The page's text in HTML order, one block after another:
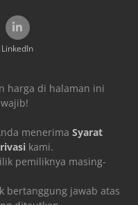
LinkedIn
harga di halaman ini
menerima Syarat
kami.
pemiliknya masing-
bertanggung jawab atas